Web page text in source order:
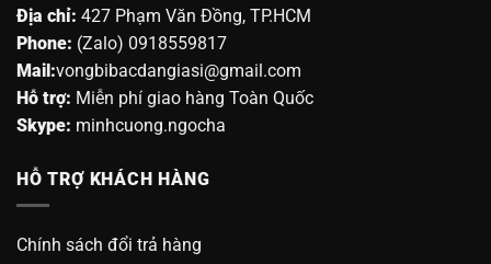
Địa chỉ: 427 Phạm Văn Đồng, TP.HCM
Phone: (Zalo) 0918559817
Mail:vongbibacdangiasi@gmail.com
Hỗ trợ: Miễn phí giao hàng Toàn Quốc
Skype: minhcuong.ngocha
HỖ TRỢ KHÁCH HÀNG
Chính sách đổi trả hàng